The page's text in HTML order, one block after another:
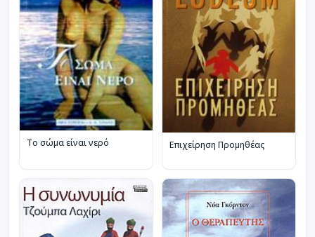
Το σώμα είναι νερό Επιχείρηση Προμηθέας